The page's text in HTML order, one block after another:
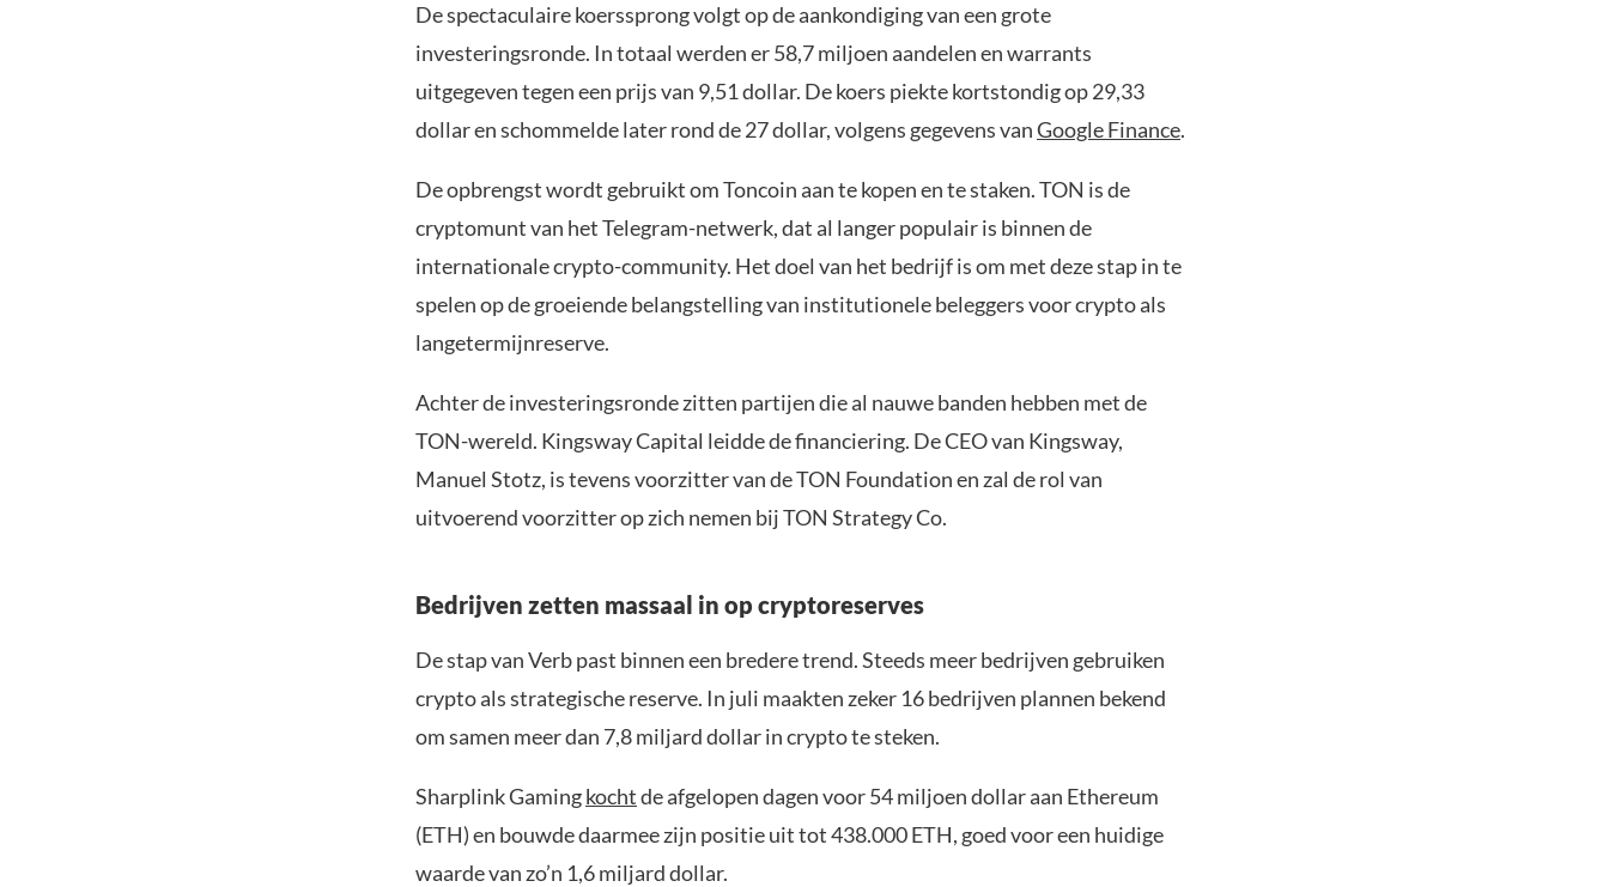
De spectaculaire koerssprong volgt op de aankondiging van een grote
investeringsronde. In totaal werden er 58,7 miljoen aandelen en warrants
uitgegeven tegen een prijs van 9,51 dollar. De koers piekte kortstondig op 29,33
dollar en schommelde later rond de 27 dollar, volgens gegevens vanGoogle Finance.
De opbrengst wordt gebruikt om Toncoin aan te kopen en te staken. TON is de
cryptomunt van het Telegram-netwerk, dat al langer populair is binnen de
internationale crypto-community. Het doel van het bedrijf is om met deze stap in te
spelen op de groeiende belangstelling van institutionele beleggers voor crypto als
langetermijnreserve.
Achter de investeringsronde zitten partijen die al nauwe banden hebben met de
TON-wereld. Kingsway Capital leidde de financiering. De CEO van Kingsway,
Manuel Stotz, is tevens voorzitter van de TON Foundation en zal de rol van
uitvoerend voorzitter op zich nemen bij TON Strategy Co.
Bedrijven zetten massaal in op cryptoreserves
De stap van Verb past binnen een bredere trend. Steeds meer bedrijven gebruiken
crypto als strategische reserve. In juli maakten zeker 16 bedrijven plannen bekend
om samen meer dan 7,8 miljard dollar in crypto te steken.
Sharplink Gamingkochtde afgelopen dagen voor 54 miljoen dollar aan Ethereum
(ETH) en bouwde daarmee zijn positie uit tot 438.000 ETH, goed voor een huidige
waarde van zo’n 1,6 miljard dollar.